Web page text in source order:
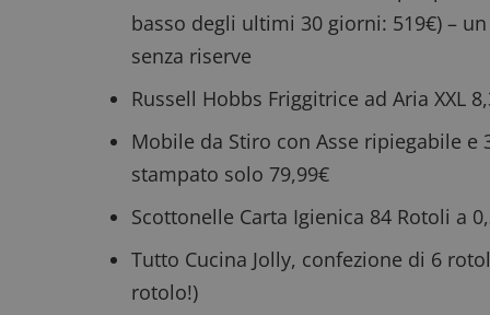
basso degli ultimi 30 giorni: 519€) –
senza riserve
Russell Hobbs Friggitrice ad Aria XXL
Mobile da Stiro con Asse ripiegabile
stampato solo 79,99€
Scottonelle Carta Igienica 84 Rotoli a
Tutto Cucina Jolly, confezione di 6
rotolo!)